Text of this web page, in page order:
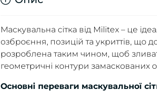
Маскувальна сітка від Militex – це
озброєння, позицій та укриттів, що
розроблена таким чином, щоб
геометричні контури замаскованих
Основні переваги маскувальної